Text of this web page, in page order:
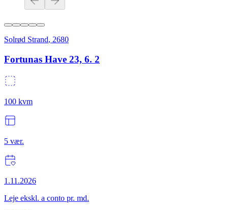
Solrød Strand, 2680
Fortunas Have 23, 6. 2
100 kvm
5 vær.
1.11.2026
Leje ekskl. a conto pr. md.